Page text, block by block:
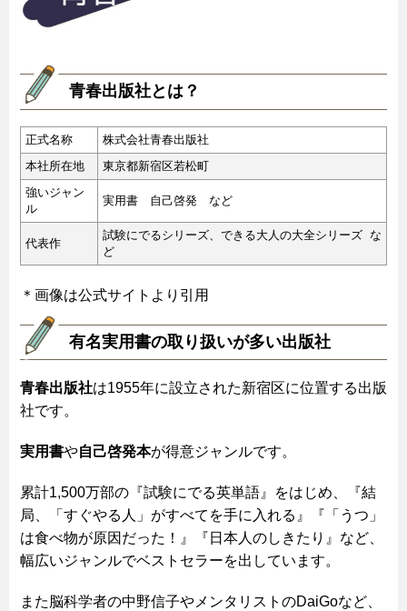
青春出版社とは？
正式名称
株式会社青春出版社
本社所在地
東京都新宿区若松町
強いジャン
ル
実用書 自己啓発 など
代表作
試験にでるシリーズ、できる大人の大全シリーズ な
ど
＊画像は公式サイトより引用
有名実用書の取り扱いが多い出版社
青春出版社は1955年に設立された新宿区に位置する出版
社です。
実用書や自己啓発本が得意ジャンルです。
累計1,500万部の『試験にでる英単語』をはじめ、『結
局、「すぐやる人」がすべてを手に入れる』『「うつ」
は食べ物が原因だった！』『日本人のしきたり』など、
幅広いジャンルでベストセラーを出しています。
また脳科学者の中野信子やメンタリストのDaiGoなど、